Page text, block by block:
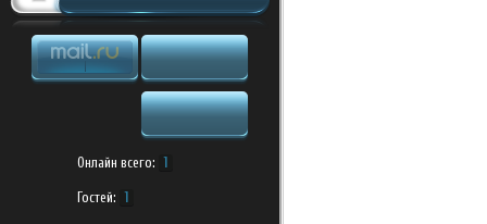
Онлайн всего: 1
Гостей: 1